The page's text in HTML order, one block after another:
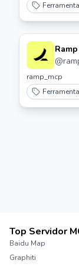
@
ramp_mcp
Top Servidor
Baidu Map
Graphiti